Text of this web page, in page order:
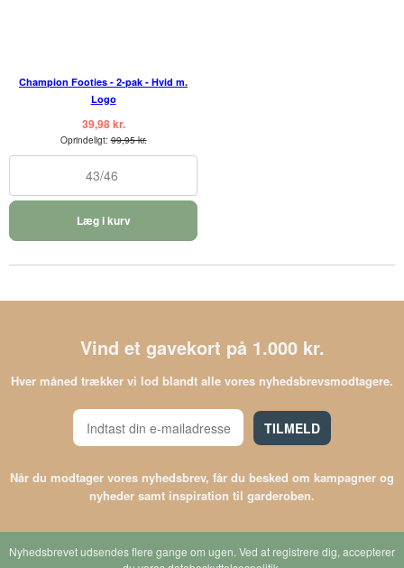
Champion Footies - 2-pak - Hvid m.
Logo
39,98 kr.
Oprindeligt:99,95 kr.
43/46
Læg i kurv
Vind et gavekort på 1.000 kr.
Hver måned trækker vi lod blandt alle vores nyhedsbrevsmodtagere.
TILMELD
Når du modtager vores nyhedsbrev, får du besked om kampagner og
nyheder samt inspiration til garderoben.
Nyhedsbrevet udsendes flere gange om ugen. Ved at registrere dig, accepterer